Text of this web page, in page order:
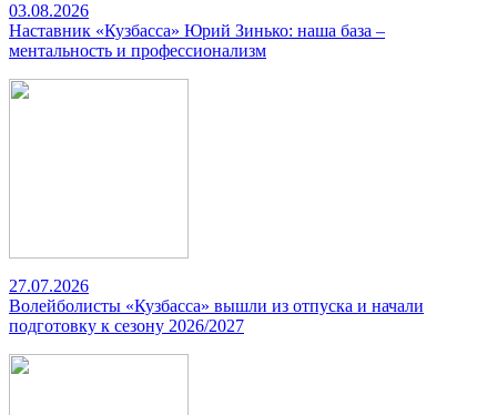
03.08.2026
Наставник «Кузбасса» Юрий Зинько: наша база –
ментальность и профессионализм
27.07.2026
Волейболисты «Кузбасса» вышли из отпуска и начали
подготовку к сезону 2026/2027